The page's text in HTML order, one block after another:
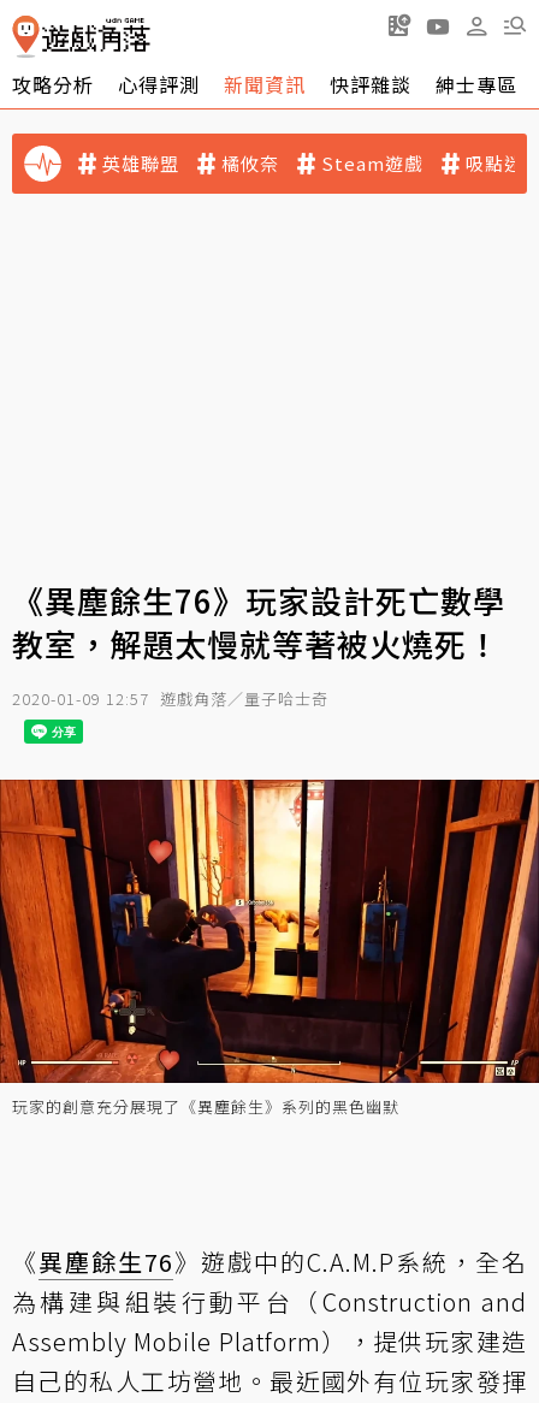
攻略分析 心得評測 新聞資訊 快評雜談 紳士專區
英雄聯盟 橘攸奈 Steam遊戲 吸點迷
《異塵餘生76》玩家設計死亡數學
教室，解題太慢就等著被火燒死！
2020-01-09 12:57 遊戲角落／量子哈士奇
玩家的創意充分展現了《異塵餘生》系列的黑色幽默
《異塵餘生76》遊戲中的C.A.M.P系統，全名
為構建與組裝行動平台（Construction and
Assembly Mobile Platform），提供玩家建造
自己的私人工坊營地。最近國外有位玩家發揮